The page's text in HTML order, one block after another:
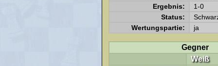
Ergebnis:
1-0
Status:
Wertungspartie:
ja
Gegner
Weiß